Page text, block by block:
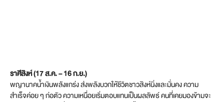
ราศีสิงห์ (17 ส.ค. – 16 ก.ย.)
พญานาคน้ำเงินพลังแกร่ง ส่งพลังบวกให้ชีวิตชาวสิงห์นิ่งและมั่นคง ความ
สำเร็จค่อย ๆ ก่อตัว ความเหนื่อยเริ่มตอบแทนเป็นผลลัพธ์ คนที่เคยมองข้ามจะ